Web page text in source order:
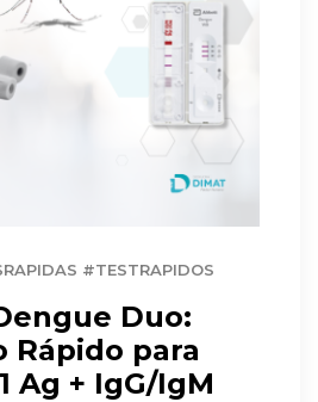
#TESTRAPIDOS
Duo:
Rápido para
Ag + IgG/IgM